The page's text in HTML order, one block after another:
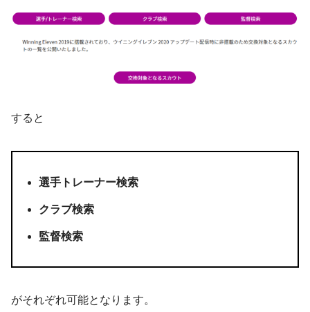
すると
選手トレーナー検索
クラブ検索
監督検索
がそれぞれ可能となります。